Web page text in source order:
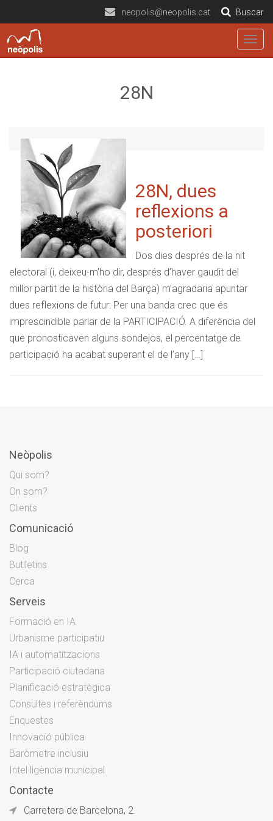
neopolis@neopolis.cat Buscar
28N
28N, dues
reflexions a
posteriori
Dos dies després de la nit
electoral (i, deixeu-m’ho dir, després d’haver gaudit del
millor partit de la història del Barça) m’agradaria apuntar
dues reflexions de futur: Per una banda crec que és
imprescindible parlar de la PARTICIPACIÓ. A diferència del
que pronosticaven alguns sondejos, el percentatge de
participació ha acabat superant el de l’any […]
Neòpolis
Qui som?
On som?
Clients
Comunicació
Blog
Butlletins
Cerca
Serveis
Formació en IA
Urbanisme participatiu
IA i automatitzacions
Participació ciutadana
Planificació estratègica
Consultes i referèndums
Enquestes
Innovació pública
Baròmetre inclusiu
Intel·ligència municipal
Contacte
Carretera de Barcelona, 2.